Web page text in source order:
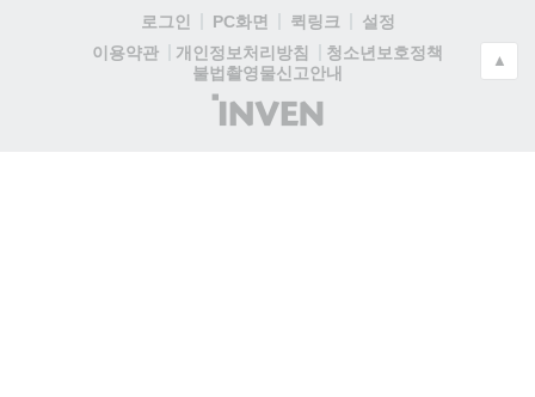
로그인 PC화면 퀵링크
설정
이용약관
개인정보처리방침
청소년보호정책
불법촬영물신고안내
(주)
인
▲